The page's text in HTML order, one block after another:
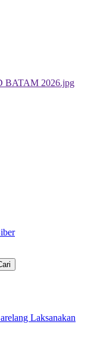
Laksanakan